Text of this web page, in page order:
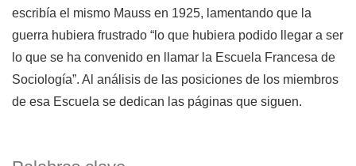
escribía el mismo Mauss en 1925, lamentando que la
guerra hubiera frustrado “lo que hubiera podido llegar a ser
lo que se ha convenido en llamar la Escuela Francesa de
Sociología”. Al análisis de las posiciones de los miembros
de esa Escuela se dedican las páginas que siguen.